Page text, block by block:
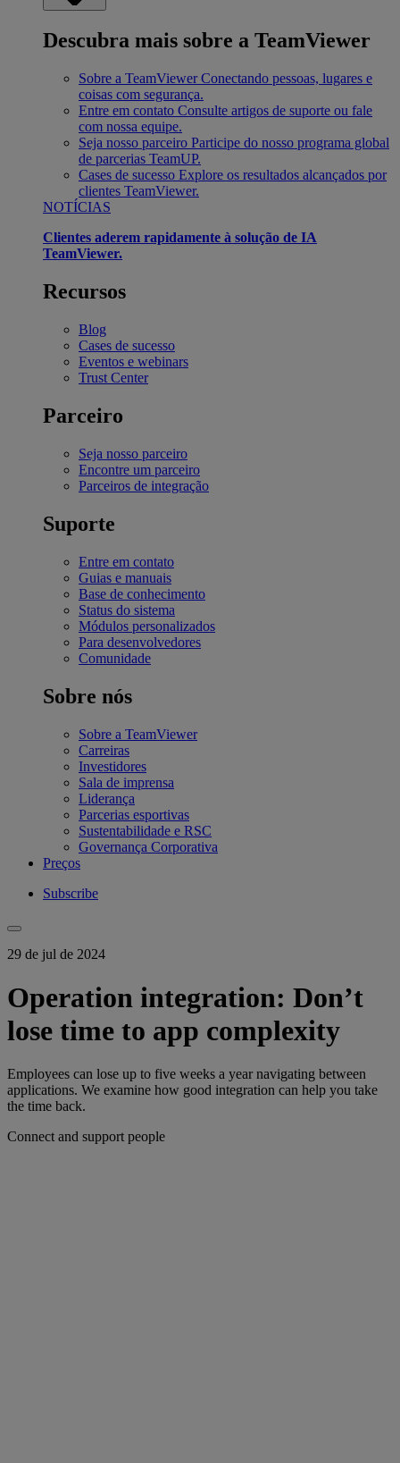
Descubra mais sobre a TeamViewer
Sobre a TeamViewer Conectando pessoas, lugares e
coisas com segurança.
Entre em contato Consulte artigos de suporte ou fale
com nossa equipe.
Seja nosso parceiro Participe do nosso programa global
de parcerias TeamUP.
Cases de sucesso Explore os resultados alcançados por
clientes TeamViewer.
NOTÍCIAS
Clientes aderem rapidamente à solução de IA
TeamViewer.
Recursos
Blog
Cases de sucesso
Eventos e webinars
Trust Center
Parceiro
Seja nosso parceiro
Encontre um parceiro
Parceiros de integração
Suporte
Entre em contato
Guias e manuais
Base de conhecimento
Status do sistema
Módulos personalizados
Para desenvolvedores
Comunidade
Sobre nós
Sobre a TeamViewer
Carreiras
Investidores
Sala de imprensa
Liderança
Parcerias esportivas
Sustentabilidade e RSC
Governança Corporativa
Preços
Subscribe
29 de jul de 2024
Operation integration: Don’t
lose time to app complexity
Employees can lose up to five weeks a year navigating between
applications. We examine how good integration can help you take
the time back.
Connect and support people